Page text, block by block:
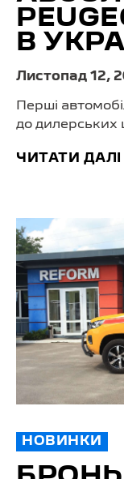
В
Листопад 12,
Перші
до дилерських
ЧИТАТИ ДАЛІ
НОВИНКИ